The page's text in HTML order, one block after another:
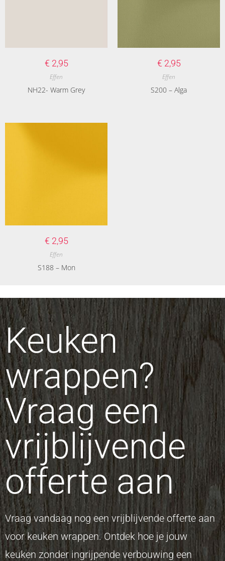
€ 2,95
Effen
NH22- Warm Grey
€ 2,95
Effen
S200 – Alga
€ 2,95
Effen
S188 – Mon
Keuken
wrappen?
Vraag een
vrijblijvende
offerte aan
Vraag vandaag nog een vrijblijvende offerte aan
voor keuken wrappen. Ontdek hoe je jouw
keuken zonder ingrijpende verbouwing een